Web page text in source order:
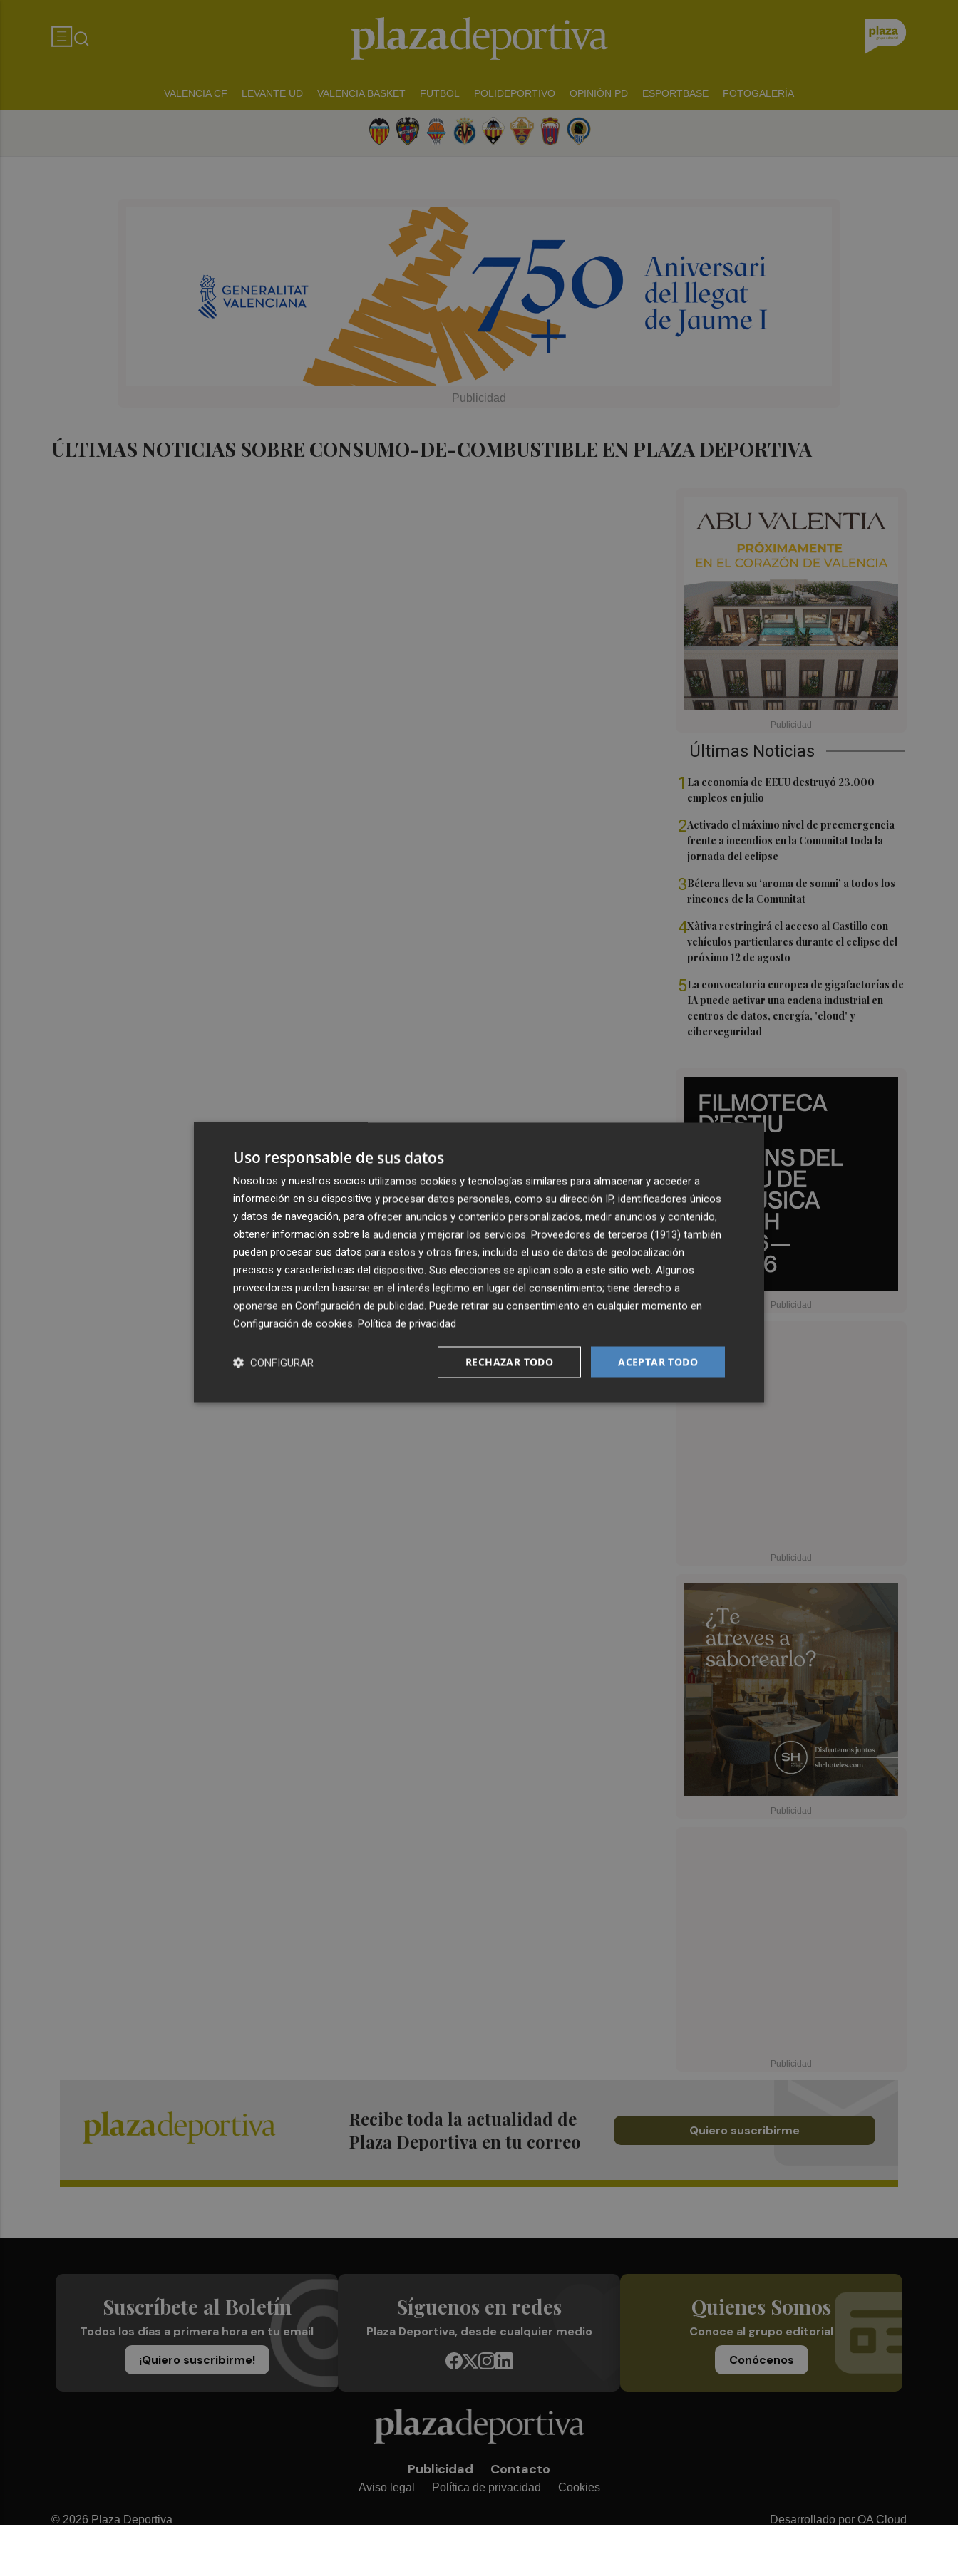
VALENCIA CF LEVANTE UD VALENCIA BASKET FUTBOL POLIDEPORTIVO OPINIÓN PD ESPORTBASE FOTOGALERÍA
ÚLTIMAS NOTICIAS SOBRE CONSUMO-DE-COMBUSTIBLE EN PLAZA DEPORTIVA
Últimas Noticias
1 La economía de EEUU destruyó 23.000
empleos en julio
2Activado el máximo nivel de preemergencia
frente a incendios en la Comunitat toda la
jornada del eclipse
3Bétera lleva su ‘aroma de somni’ a todos los
rincones de la Comunitat
4Xàtiva restringirá el acceso al Castillo con
vehículos particulares durante el eclipse del
próximo 12 de agosto
5La convocatoria europea de gigafactorías de
IA puede activar una cadena industrial en
centros de datos, energía, 'cloud' y
ciberseguridad
Recibe toda la actualidad de
Plaza Deportiva en tu correo
Quiero suscribirme
Suscríbete al Boletín
Todos los días a primera hora en tu email
¡Quiero suscribirme!
Síguenos en redes
Plaza Deportiva, desde cualquier medio
Quienes Somos
Conoce al grupo editorial
Conócenos
Publicidad Contacto
Aviso legal Política de privacidad Cookies
© 2026 Plaza Deportiva Desarrollado por OA Cloud
Uso responsable de sus datos
Nosotros y nuestros socios utilizamos cookies y tecnologías similares para almacenar y acceder a
información en su dispositivo y procesar datos personales, como su dirección IP, identificadores únicos
y datos de navegación, para ofrecer anuncios y contenido personalizados, medir anuncios y contenido,
obtener información sobre la audiencia y mejorar los servicios. Proveedores de terceros (1913) también
pueden procesar sus datos para estos y otros fines, incluido el uso de datos de geolocalización
precisos y características del dispositivo. Sus elecciones se aplican solo a este sitio web. Algunos
proveedores pueden basarse en el interés legítimo en lugar del consentimiento; tiene derecho a
oponerse en Configuración de publicidad. Puede retirar su consentimiento en cualquier momento en
Configuración de cookies. Política de privacidad
ACEPTAR TODO
RECHAZAR TODO
CONFIGURAR